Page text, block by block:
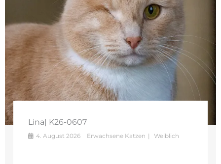
Lina| K26-0607
4. August 2026 Erwachsene Katzen Weiblich